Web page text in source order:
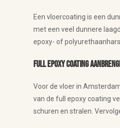
Een vloercoating is een
met een veel dunnere
epoxy- of
Full epoxy coating
Voor de vloer in
van de full epoxy coating
schuren en stralen.